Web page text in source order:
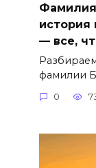
Фамилия
история
— все,
фамилии
0